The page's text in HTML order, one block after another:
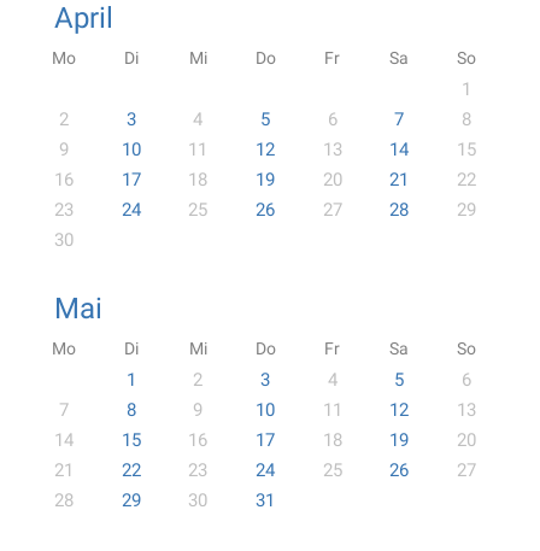
April
Mo Di Mi Do Fr Sa So
1
2
3 4 5 6 7
8
9
10 11 12 13 14
15
16
17 18 19 20 21
22
23
24 25 26 27 28
29
30
Mai
Mo Di Mi Do Fr Sa So
1 2 3 4 5
6
7
8 9 10 11 12
13
14
15 16 17 18 19
20
21
22 23 24 25 26
27
28
29 30 31